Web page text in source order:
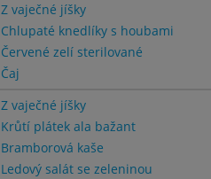
Z vaječné jíšky
Chlupaté knedlíky s houbami
Červené zelí sterilované
Čaj
Z vaječné jíšky
Krůtí plátek ala bažant
Bramborová kaše
Ledový salát se zeleninou